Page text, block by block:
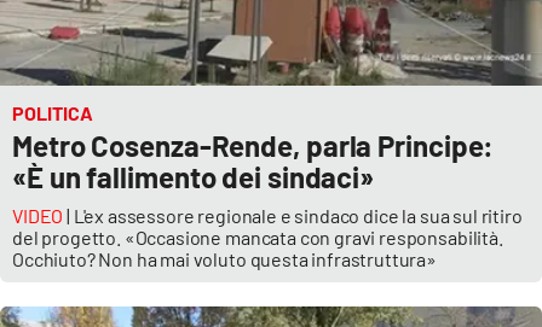
Le perfidie di Antonella Grippo
Venti di comunicazione
STREAMING
LaC TV
POLITICA
Metro Cosenza-Rende, parla Principe:
«È un fallimento dei sindaci»
VIDEO | L'ex assessore regionale e sindaco dice la sua sul ritiro
del progetto. «Occasione mancata con gravi responsabilità.
Occhiuto? Non ha mai voluto questa infrastruttura»